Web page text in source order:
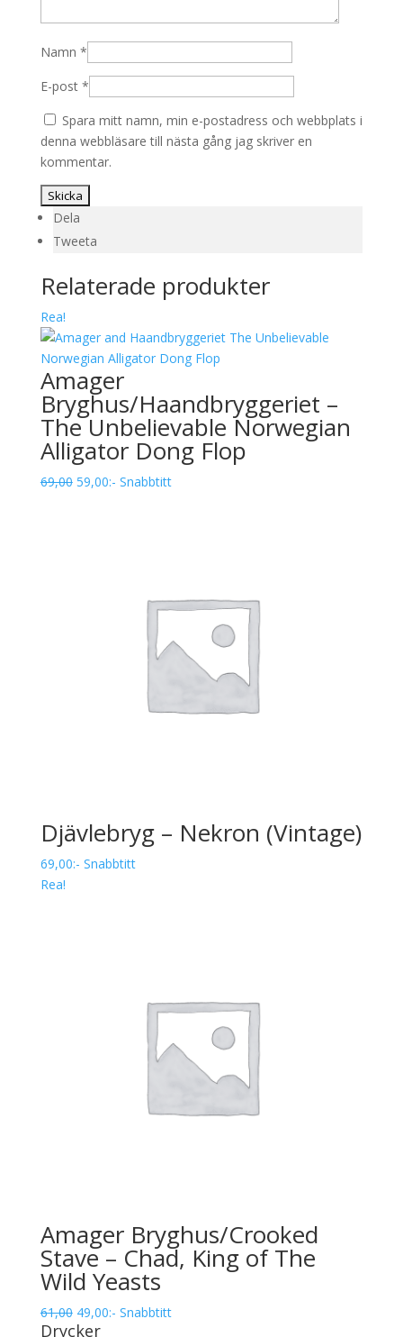
Namn *
E-post *
Spara mitt namn, min e-postadress och webbplats i
denna webbläsare till nästa gång jag skriver en
kommentar.
Dela
Tweeta
Relaterade produkter
Rea!
Amager
Bryghus/Haandbryggeriet –
The Unbelievable Norwegian
Alligator Dong Flop
69,00 Det
59,00Det
:- Snabbtitt
Djävlebryg – Nekron (Vintage)
69,00:- Snabbtitt
Rea!
Amager Bryghus/Crooked
Stave – Chad, King of The
Wild Yeasts
61,00 Det
ursprungliga
49,00Det
:- Snabbtitt
Drycker